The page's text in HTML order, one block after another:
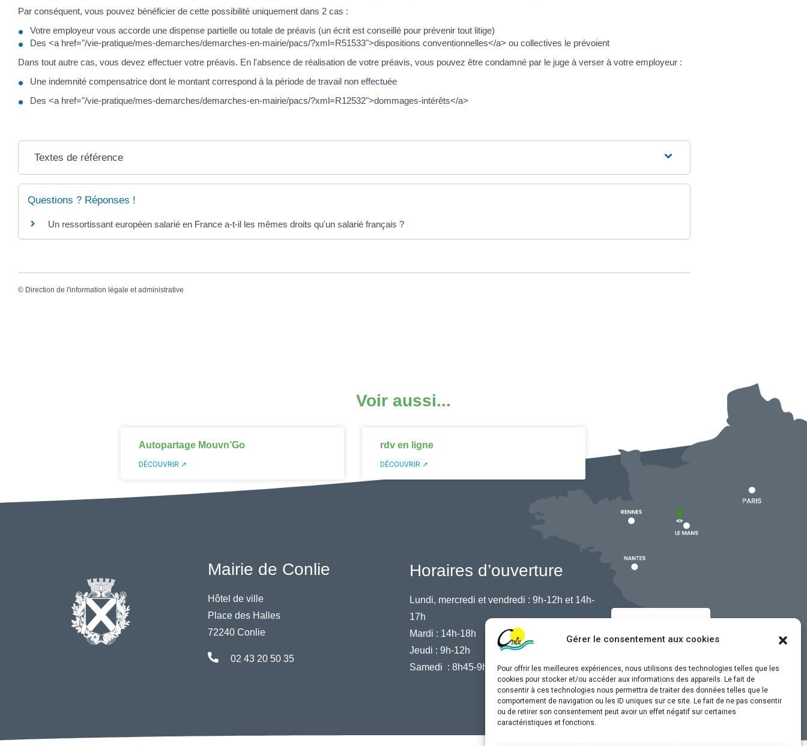
Gérer le consentement aux cookies
Pour offrir les meilleures expériences, nous utilisons des technologies telles que les
cookies pour stocker et/ou accéder aux informations des appareils. Le fait de
consentir à ces technologies nous permettra de traiter des données telles que le
comportement de navigation ou les ID uniques sur ce site. Le fait de ne pas consentir
ou de retirer son consentement peut avoir un effet négatif sur certaines
caractéristiques et fonctions.
Par conséquent, vous pouvez bénéficier de cette possibilité uniquement dans 2 cas :
Votre employeur vous accorde une dispense partielle ou totale de préavis (un écrit est conseillé pour prévenir tout litige)
Des <a href="/vie-pratique/mes-demarches/demarches-en-mairie/pacs/?xml=R51533">dispositions conventionnelles</a> ou collectives le prévoient
Dans tout autre cas, vous devez effectuer votre préavis. En l'absence de réalisation de votre préavis, vous pouvez être condamné par le juge à verser à votre employeur :
Une indemnité compensatrice dont le montant correspond à la période de travail non effectuée
Des <a href="/vie-pratique/mes-demarches/demarches-en-mairie/pacs/?xml=R12532">dommages-intérêts</a>
Textes de référence
Questions ? Réponses !
Un ressortissant européen salarié en France a-t-il les mêmes droits qu'un salarié français ?
© Direction de l'information légale et administrative
Voir aussi...
Autopartage Mouvn’Go
DÉCOUVRIR ↗
rdv en ligne
DÉCOUVRIR ↗
Mairie de Conlie
Hôtel de ville
Place des Halles
72240 Conlie
02 43 20 50 35
Horaires d’ouverture
Lundi, mercredi et vendredi : 9h-12h et 14h-
17h
Mardi : 14h-18h
Jeudi : 9h-12h
Samedi : 8h45-9h45